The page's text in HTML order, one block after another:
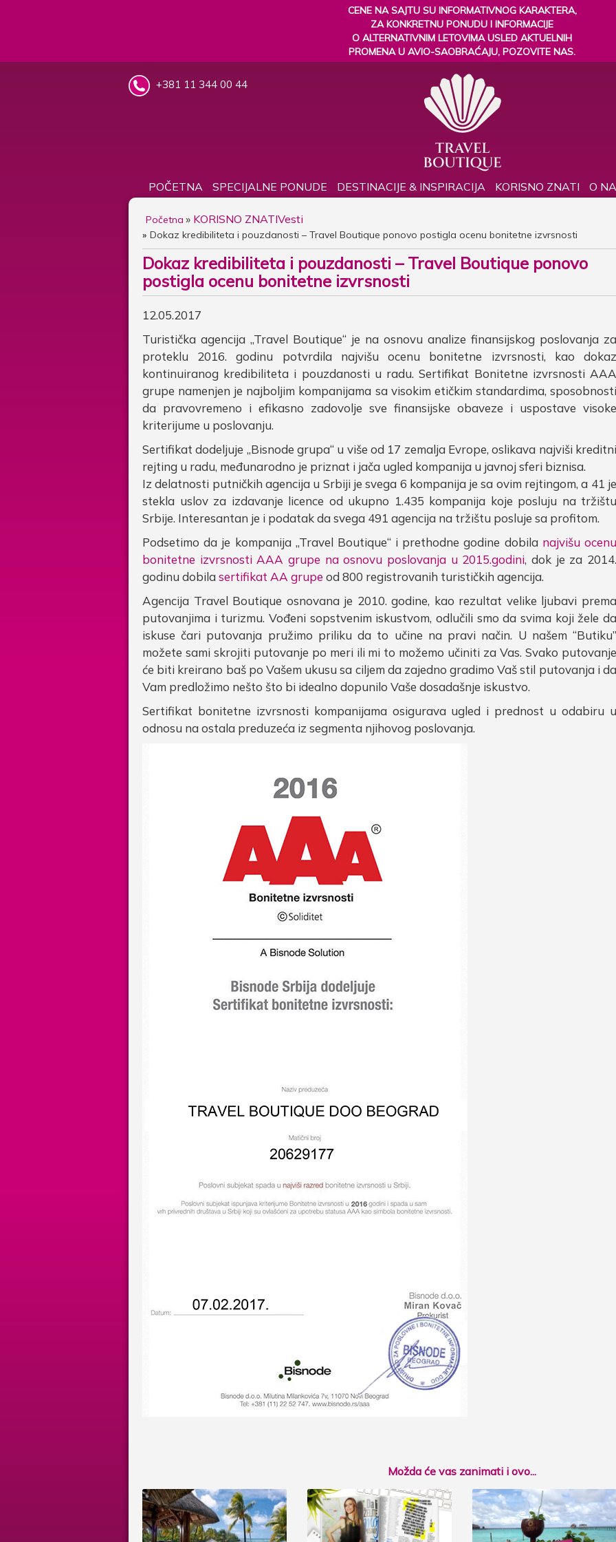
CENE NA SAJTU SU INFORMATIVNOG KARAKTERA,
ZA KONKRETNU PONUDU I INFORMACIJE
O ALTERNATIVNIM LETOVIMA USLED AKTUELNIH
PROMENA U AVIO-SAOBRAĆAJU, POZOVITE NAS.
+381 11 344 00 44
POČETNA SPECIJALNE PONUDE DESTINACIJE & INSPIRACIJA KORISNO ZNATI O
Početna » KORISNO ZNATIVesti
Dokaz kredibiliteta i pouzdanosti – Travel Boutique ponovo postigla ocenu bonitetne izvrsnosti
Dokaz kredibiliteta i pouzdanosti – Travel Boutique ponovo
postigla ocenu bonitetne izvrsnosti
12.05.2017
Turistička agencija „Travel Boutique“ je na osnovu analize finansijskog poslovanja za
proteklu 2016. godinu potvrdila najvišu ocenu bonitetne izvrsnosti, kao dokaz
kontinuiranog kredibiliteta i pouzdanosti u radu. Sertifikat Bonitetne izvrsnosti AAA
grupe namenjen je najboljim kompanijama sa visokim etičkim standardima, sposobnosti
da pravovremeno i efikasno zadovolje sve finansijske obaveze i uspostave visoke
kriterijume u poslovanju.
Sertifikat dodeljuje „Bisnode grupa“ u više od 17 zemalja Evrope, oslikava najviši kreditni
rejting u radu, međunarodno je priznat i jača ugled kompanija u javnoj sferi biznisa.
Iz delatnosti putničkih agencija u Srbiji je svega 6 kompanija je sa ovim rejtingom, a 41 je
stekla uslov za izdavanje licence od ukupno 1.435 kompanija koje posluju na tržištu
Srbije. Interesantan je i podatak da svega 491 agencija na tržištu posluje sa profitom.
Podsetimo da je kompanija „Travel Boutique“ i prethodne godine dobila najvišu ocenu
bonitetne izvrsnosti AAA grupe na osnovu poslovanja u 2015.godini, dok je za 2014.
godinu dobilasertifikat AA grupe od 800 registrovanih turističkih agencija.
Agencija Travel Boutique osnovana je 2010. godine, kao rezultat velike ljubavi prema
putovanjima i turizmu. Vođeni sopstvenim iskustvom, odlučili smo da svima koji žele da
iskuse čari putovanja pružimo priliku da to učine na pravi način. U našem “Butiku”
možete sami skrojiti putovanje po meri ili mi to možemo učiniti za Vas. Svako putovanje
će biti kreirano baš po Vašem ukusu sa ciljem da zajedno gradimo Vaš stil putovanja i da
Vam predložimo nešto što bi idealno dopunilo Vaše dosadašnje iskustvo.
Sertifikat bonitetne izvrsnosti kompanijama osigurava ugled i prednost u odabiru u
odnosu na ostala preduzeća iz segmenta njihovog poslovanja.
Možda će vas zanimati i ovo...